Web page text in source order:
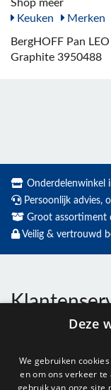
Shop meer
Keuken
Merken
BergHOFF Pan
Graphite 3950488
Onderdelenwinkel
Persoonlijk advies,
Groot assortiment
Veilig & vertrouwd
Deze
We gebruiken
en om ons verkeer
gebruik van onze site